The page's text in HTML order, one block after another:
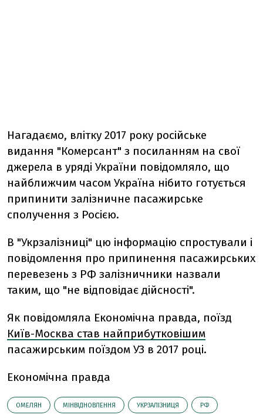
Нагадаємо, влітку 2017 року російське
видання "Комерсант" з посиланням на свої
джерела в уряді України повідомляло, що
найближчим часом Україна нібито готується
припинити залізничне пасажирське
сполучення з Росією.
В "Укрзалізниці" цю інформацію спростували і
повідомлення про припинення пасажирських
перевезень з РФ залізничники назвали
таким, що "не відповідає дійсності".
Як повідомляла Економічна правда, поїзд
Київ-Москва став найприбутковішим
пасажирським поїздом УЗ в 2017 році.
Економічна правда
ОМЕЛЯН МІНВІДНОВЛЕННЯ УКРЗАЛІЗНИЦЯ РФ